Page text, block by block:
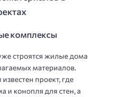
комплексы
строятся жилые дома
материалов.
проект, где
и конопля для стен, а